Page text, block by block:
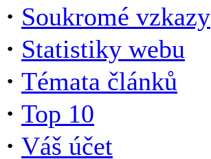
· Soukromé vzkazy
· Statistiky webu
· Témata článků
· Top 10
· Váš účet